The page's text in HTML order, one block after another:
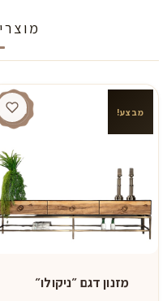
מבצע!
מזנון דגם ״ניקולו״